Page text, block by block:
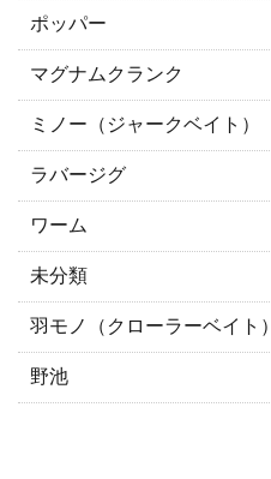
ポッパー
マグナムクランク
ミノー（ジャークベイト）
ラバージグ
ワーム
未分類
羽モノ（クローラーベイト）
野池